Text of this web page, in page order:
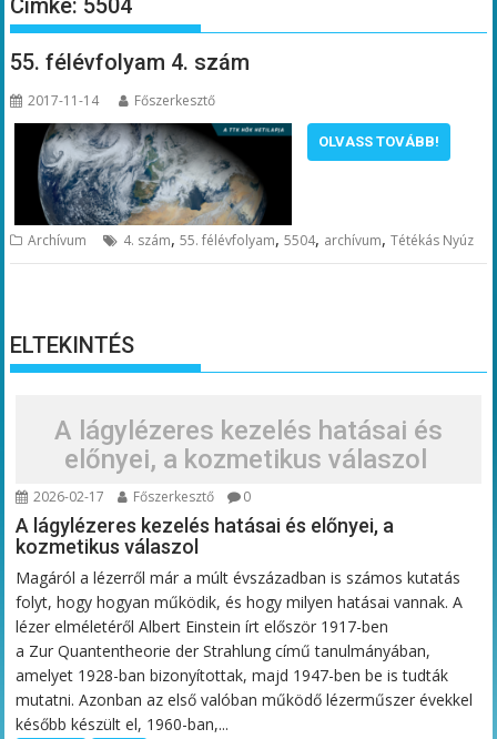
Címke: 5504
55. félévfolyam 4. szám
2017-11-14 Főszerkesztő
OLVASS TOVÁBB!
Archívum 4. szám,55. félévfolyam,5504, archívum,Tétékás Nyúz
ELTEKINTÉS
A lágylézeres kezelés hatásai és
előnyei, a kozmetikus válaszol
2026-02-17 Főszerkesztő 0
A lágylézeres kezelés hatásai és előnyei, a
kozmetikus válaszol
Magáról a lézerről már a múlt évszázadban is számos kutatás
folyt, hogy hogyan működik, és hogy milyen hatásai vannak. A
lézer elméletéről Albert Einstein írt először 1917-ben
a Zur Quantentheorie der Strahlung című tanulmányában,
amelyet 1928-ban bizonyítottak, majd 1947-ben be is tudták
mutatni. Azonban az első valóban működő lézerműszer évekkel
később készült el, 1960-ban,...